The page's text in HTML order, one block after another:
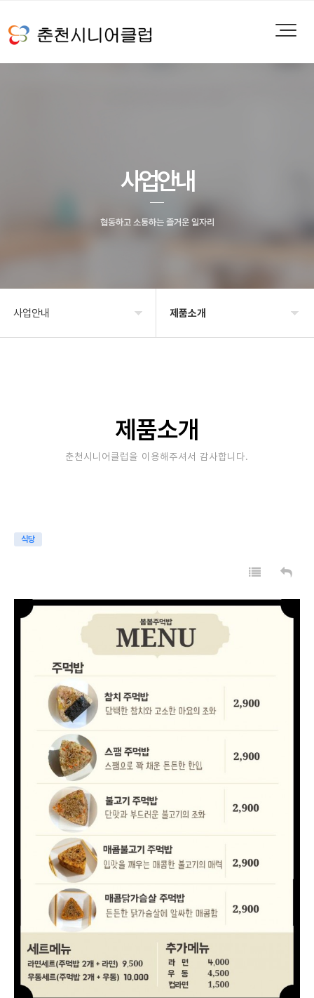
사업안내
협동하고 소통하는 즐거운 일자리
사업안내 제품소개
노인공익활동
공동체사업단
제품소개
춘천시니어클럽을 이용해주셔서 감사합니다.
식당